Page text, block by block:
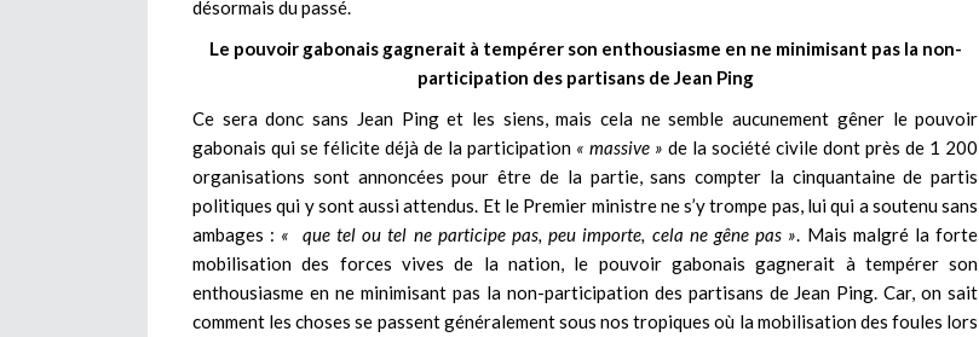
désormais du passé.
Le pouvoir gabonais gagnerait à tempérer son enthousiasme en ne minimisant pas la non-
participation des partisans de Jean Ping
Ce sera donc sans Jean Ping et les siens, mais cela ne semble aucunement gêner le pouvoir
gabonais qui se félicite déjà de la participation « massive »de la société civile dont près de 1 200
organisations sont annoncées pour être de la partie, sans compter la cinquantaine de partis
politiques qui y sont aussi attendus. Et le Premier ministre ne s’y trompe pas, lui qui a soutenu sans
ambages : « que tel ou tel ne participe pas, peu importe, cela ne gêne pas » . Mais malgré la forte
mobilisation des forces vives de la nation, le pouvoir gabonais gagnerait à tempérer son
enthousiasme en ne minimisant pas la non-participation des partisans de Jean Ping. Car, on sait
comment les choses se passent généralement sous nos tropiques où la mobilisation des foules lors